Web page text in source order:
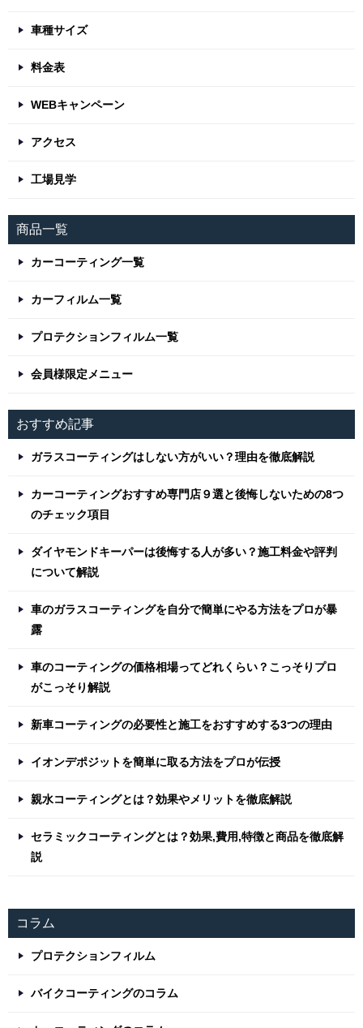
車種サイズ
料金表
WEBキャンペーン
アクセス
工場見学
商品一覧
カーコーティング一覧
カーフィルム一覧
プロテクションフィルム一覧
会員様限定メニュー
おすすめ記事
ガラスコーティングはしない方がいい？理由を徹底解説
カーコーティングおすすめ専門店９選と後悔しないための8つ
のチェック項目
ダイヤモンドキーパーは後悔する人が多い？施工料金や評判
について解説
車のガラスコーティングを自分で簡単にやる方法をプロが暴
露
車のコーティングの価格相場ってどれくらい？こっそりプロ
がこっそり解説
新車コーティングの必要性と施工をおすすめする3つの理由
イオンデポジットを簡単に取る方法をプロが伝授
親水コーティングとは？効果やメリットを徹底解説
セラミックコーティングとは？効果,費用,特徴と商品を徹底解
説
コラム
プロテクションフィルム
バイクコーティングのコラム